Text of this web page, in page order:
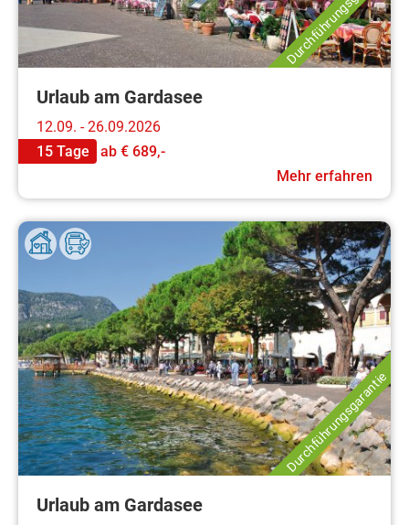
Urlaub am Gardasee
12.09. - 26.09.2026
15 Tage
ab € 689,-
Mehr erfahren
Durchführungsgarantie
Urlaub am Gardasee